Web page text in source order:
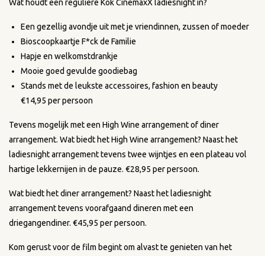
Wat houdt een reguliere Kok CinemaxX ladiesnight in?
Een gezellig avondje uit met je vriendinnen, zussen of moeder
Bioscoopkaartje F*ck de Familie
Hapje en welkomstdrankje
Mooie goed gevulde goodiebag
Stands met de leukste accessoires, fashion en beauty
€14,95 per persoon
Tevens mogelijk met een High Wine arrangement of diner
arrangement. Wat biedt het High Wine arrangement? Naast het
ladiesnight arrangement tevens twee wijntjes en een plateau vol
hartige lekkernijen in de pauze. €28,95 per persoon.
Wat biedt het diner arrangement? Naast het ladiesnight
arrangement tevens voorafgaand dineren met een
driegangendiner. €45,95 per persoon.
Kom gerust voor de film begint om alvast te genieten van het